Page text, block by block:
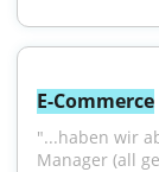
E-Commerce
"...haben wir
Manager (all